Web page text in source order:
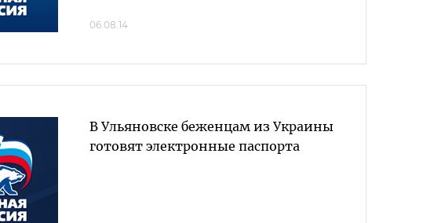
06.08.14
В Ульяновске беженцам из Украины
готовят электронные паспорта